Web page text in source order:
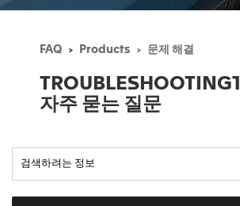
FAQ Products 문제 해결
TROUBLESHOOTING1
자주 묻는 질문